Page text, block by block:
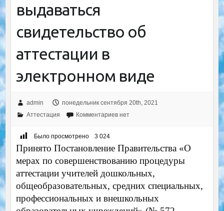
выдаваться
свидетельство об
аттестации в
электронном виде
admin
понедельник сентября 20th, 2021
Аттестация
Комментариев нет
Было просмотрено 3 024
Принято Постановление Правительства «О
мерах по совершенствованию процедуры
аттестации учителей дошкольных,
общеобразовательных, средних специальных,
профессиональных и внешкольных